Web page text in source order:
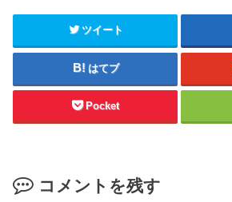
ツイート
はてブ
Pocket
コメントを残す